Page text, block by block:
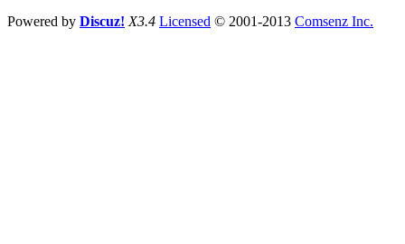
Powered by Discuz! X3.4 Licensed © 2001-2013 Comsenz Inc.